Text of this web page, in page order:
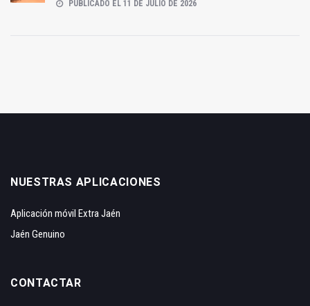
PUBLICADO EL 11 DE JULIO DE 2026
NUESTRAS APLICACIONES
Aplicación móvil Extra Jaén
Jaén Genuino
CONTACTAR